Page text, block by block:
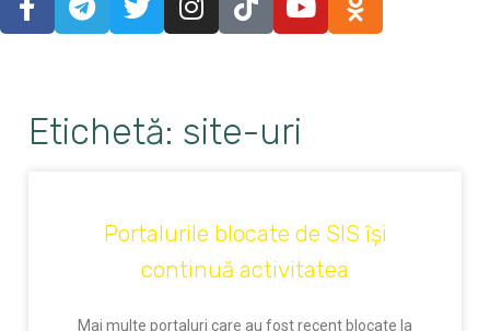
Etichetă: site-uri
Portalurile blocate de SIS își
continuă activitatea
Mai multe portaluri care au fost recent blocate la